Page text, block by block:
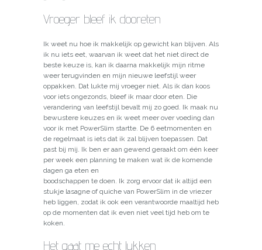
Vroeger bleef ik dooreten
Ik weet nu hoe ik makkelijk op gewicht kan blijven. Als
ik nu iets eet, waarvan ik weet dat het niet direct de
beste keuze is, kan ik daarna makkelijk mijn ritme
weer terugvinden en mijn nieuwe leefstijl weer
oppakken. Dat lukte mij vroeger niet. Als ik dan koos
voor iets ongezonds, bleef ik maar door eten. Die
verandering van leefstijl bevalt mij zo goed. Ik maak nu
bewustere keuzes en ik weet meer over voeding dan
voor ik met PowerSlim startte. De 6 eetmomenten en
de regelmaat is iets dat ik zal blijven toepassen. Dat
past bij mij. Ik ben er aan gewend geraakt om één keer
per week een planning te maken wat ik de komende
dagen ga eten en
boodschappen te doen. Ik zorg ervoor dat ik altijd een
stukje lasagne of quiche van PowerSlim in de vriezer
heb liggen, zodat ik ook een verantwoorde maaltijd heb
op de momenten dat ik even niet veel tijd heb om te
koken.
Het gaat me echt lukken